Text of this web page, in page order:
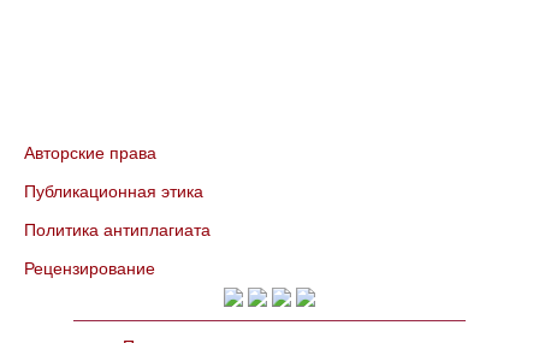
Авторские права
Публикационная этика
Политика антиплагиата
Рецензирование